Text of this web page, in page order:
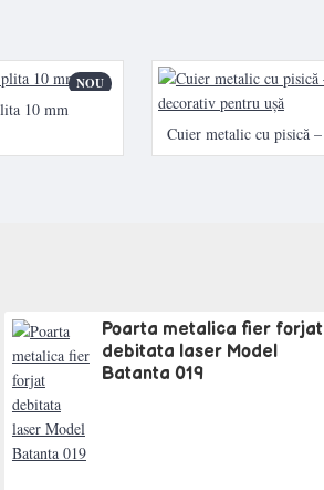
NOU
10 mm
Poarta metalica fier forjat
debitata laser Model
Batanta 019